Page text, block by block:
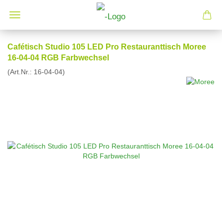
Cafétisch Studio 105 LED Pro Restauranttisch Moree
16-04-04 RGB Farbwechsel
(Art.Nr.: 16-04-04)